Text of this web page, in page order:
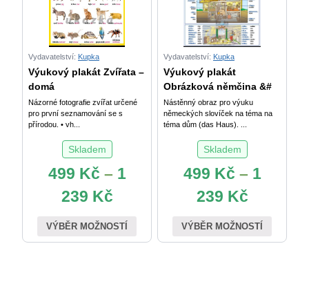
Vydavatelství: Kupka
Výukový plakát Zvířata –
domá
Názorné fotografie zvířat určené
pro první seznamování se s
přírodou. • vh...
Skladem
499 Kč – 1
239 Kč
VÝBĚR MOŽNOSTÍ
Vydavatelství: Kupka
Výukový plakát
Obrázková němčina &#
Nástěnný obraz pro výuku
německých slovíček na téma na
téma dům (das Haus). ...
Skladem
499 Kč – 1
239 Kč
VÝBĚR MOŽNOSTÍ